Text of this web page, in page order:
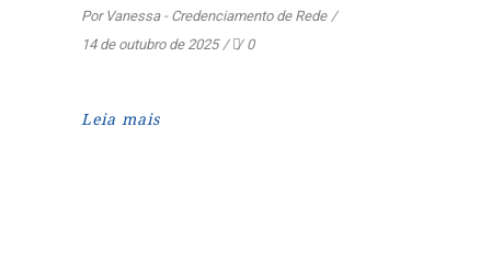
Por Vanessa - Credenciamento de Rede
14 de outubro de 2025
0
Leia mais